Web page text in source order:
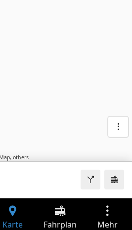
, others
Karte Fahrplan Mehr